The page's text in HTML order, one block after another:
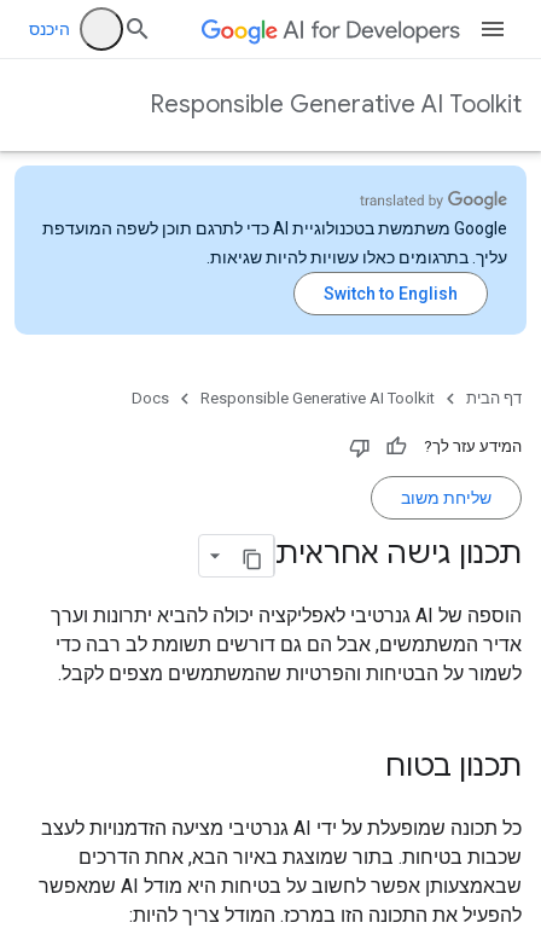
היכנס
Responsible Generative AI Toolkit
‫Google משתמשת בטכנולוגיית AI כדי לתרגם תוכן לשפה המועדפת
עליך. בתרגומים כאלו עשויות להיות שגיאות.
דף הבית Responsible Generative AI Toolkit
Docs
המידע עזר לך?
שליחת משוב
תכנון גישה אחראית
הוספה של AI גנרטיבי לאפליקציה יכולה להביא יתרונות וערך
אדיר המשתמשים, אבל הם גם דורשים תשומת לב רבה כדי
לשמור על הבטיחות והפרטיות שהמשתמשים מצפים לקבל.
תכנון בטוח
כל תכונה שמופעלת על ידי AI גנרטיבי מציעה הזדמנויות לעצב
שכבות בטיחות. בתור שמוצגת באיור הבא, אחת הדרכים
שבאמצעותן אפשר לחשוב על בטיחות היא מודל AI שמאפשר
להפעיל את התכונה הזו במרכז. המודל צריך להיות: